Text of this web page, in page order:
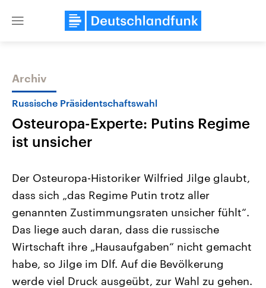
Close
Themen
Landtagswahl Sachsen-Anhalt
2026
Alle Informationen
Sachsen-Anhalt wählt am 6.
September 2026 einen neuen
Landtag. Seit 2021 wird das
Bundesland von einer Koalition aus
CDU, SPD und FDP regiert.-
Umfragen, Prognosen,
Aktuelle Beiträge,
Hintergründe
Wirtschaftlich und
gehören die Vereinigten
den mächtigsten Ländern
mit großem Einfluss auf
aktuelle Weltgeschehen.
Archiv
Russische Präsidentschaftswahl
Osteuropa-Experte: Putins Regime
ist unsicher
Der Osteuropa-Historiker Wilfried Jilge glaubt,
dass sich „das Regime Putin trotz aller
genannten Zustimmungsraten unsicher fühlt“.
Das liege auch daran, dass die russische
Wirtschaft ihre „Hausaufgaben“ nicht gemacht
habe, so Jilge im Dlf. Auf die Bevölkerung
werde viel Druck ausgeübt, zur Wahl zu gehen.